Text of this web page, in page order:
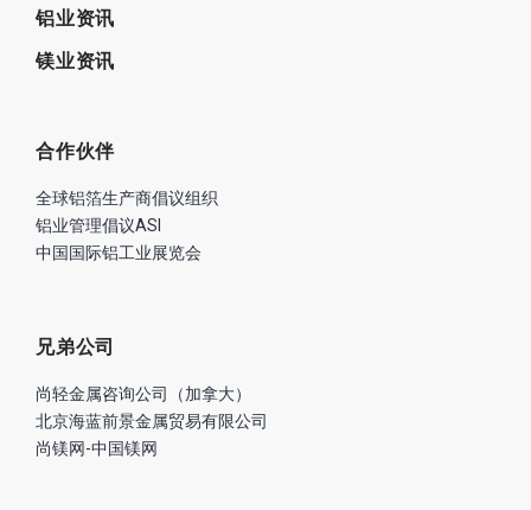
铝业资讯
镁业资讯
合作伙伴
全球铝箔生产商倡议组织
铝业管理倡议ASI
中国国际铝工业展览会
兄弟公司
尚轻金属咨询公司（加拿大）
北京海蓝前景金属贸易有限公司
尚镁网-中国镁网